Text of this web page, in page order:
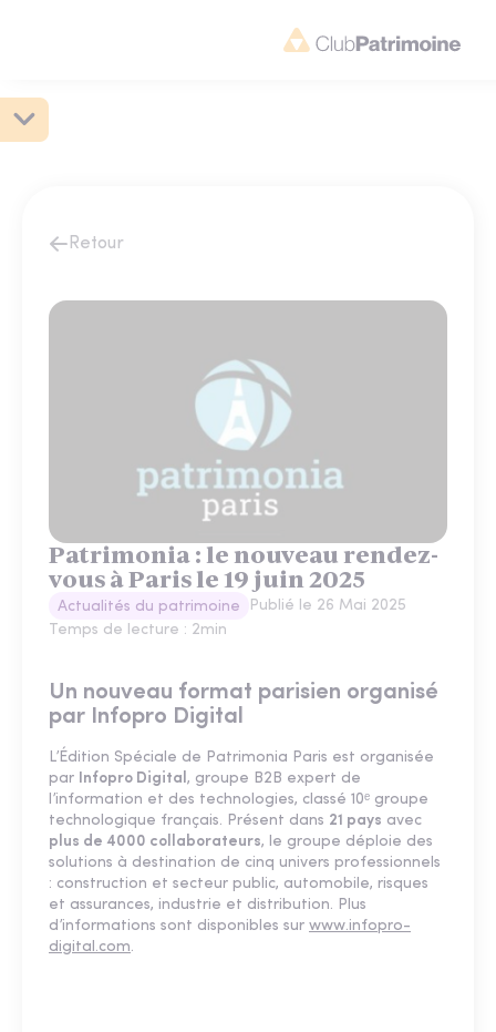
Retour
Patrimonia : le nouveau rendez-
vous à Paris le 19 juin 2025
Actualités du patrimoine Publié le 26 Mai 2025
Temps de lecture : 2min
Un nouveau format parisien organisé
par Infopro Digital
L’Édition Spéciale de Patrimonia Paris est organisée
par Infopro Digital, groupe B2B expert de
l’information et des technologies, classé 10ᵉ groupe
technologique français. Présent dans 21 pays avec
plus de 4000 collaborateurs, le groupe déploie des
solutions à destination de cinq univers professionnels
: construction et secteur public, automobile, risques
et assurances, industrie et distribution. Plus
d’informations sont disponibles sur www.infopro-
digital.com.